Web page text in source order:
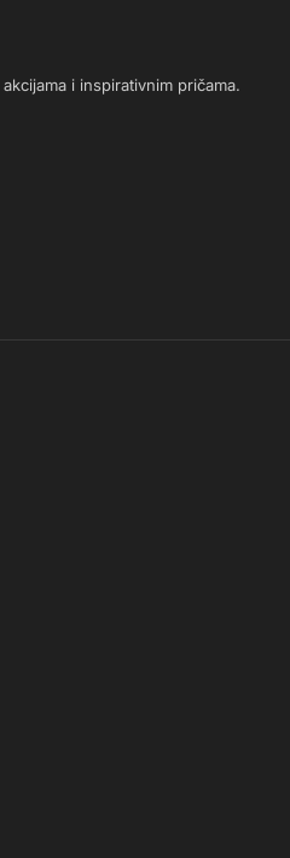
i inspirativnim pričama.